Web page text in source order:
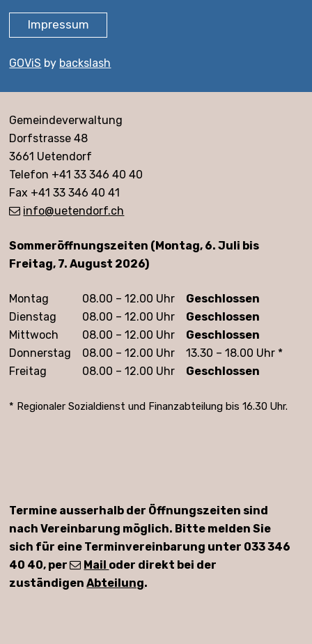
Impressum
GOViS by backslash
Adresse
Gemeindeverwaltung
Dorfstrasse 48
3661 Uetendorf
Telefon +41 33 346 40 40
Fax +41 33 346 40 41
info@uetendorf.ch
Öffnungszeiten
Sommeröffnungszeiten (Montag, 6. Juli bis
Freitag, 7. August 2026)
Montag 08.00 – 12.00 Uhr
Geschlossen
Dienstag
08.00 – 12.00 Uhr
Geschlossen
Mittwoch
08.00 – 12.00 Uhr
Geschlossen
Donnerstag
08.00 – 12.00 Uhr
13.30 – 18.00 Uhr *
Freitag
08.00 – 12.00 Uhr Geschlossen
* Regionaler Sozialdienst und Finanzabteilung bis 16.30 Uhr.
Termine ausserhalb der Öffnungszeiten sind
nach Vereinbarung möglich. Bitte melden Sie
sich für eine Terminvereinbarung unter 033 346
40 40, per
Mail oder direkt bei der
zuständigenAbteilung.